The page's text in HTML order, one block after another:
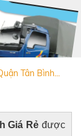
Tân Bình...
Giá Rẻ được